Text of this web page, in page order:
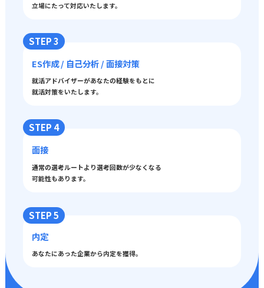
立場にたって対応いたします。
STEP 3
ES作成 / 自己分析 / 面接対策
就活アドバイザーがあなたの経験をもとに
就活対策をいたします。
STEP 4
面接
通常の選考ルートより選考回数が少なくなる
可能性もあります。
STEP 5
内定
あなたにあった企業から内定を獲得。